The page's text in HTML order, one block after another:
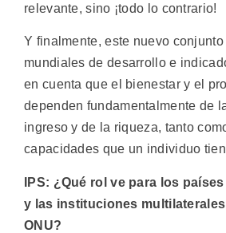
relevante, sino ¡todo lo contrario!
Y finalmente, este nuevo
mundiales de desarrollo e
en cuenta que el bienestar y el
dependen fundamentalmente de
ingreso y de la riqueza, tanto
capacidades que un individuo
IPS: ¿Qué rol ve para los
y las instituciones
ONU?